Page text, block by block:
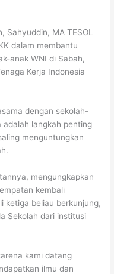
Sahyuddin, MA TESOL
dalam membantu
anak WNI di Sabah,
Kerja Indonesia
dengan sekolah-
langkah penting
menguntungkan
mengungkapkan
kembali
ketiga beliau berkunjung,
Sekolah dari institusi
kami datang
ilmu dan